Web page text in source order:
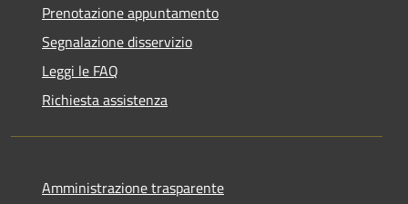
Prenotazione appuntamento
Segnalazione disservizio
Leggi le FAQ
Richiesta assistenza
Amministrazione trasparente